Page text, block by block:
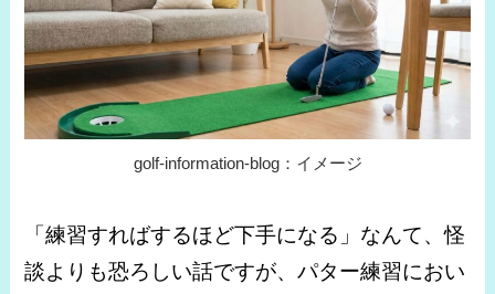
golf-information-blog：イメージ
「練習すればするほど下手になる」なんて、怪
談よりも恐ろしい話ですが、パター練習におい